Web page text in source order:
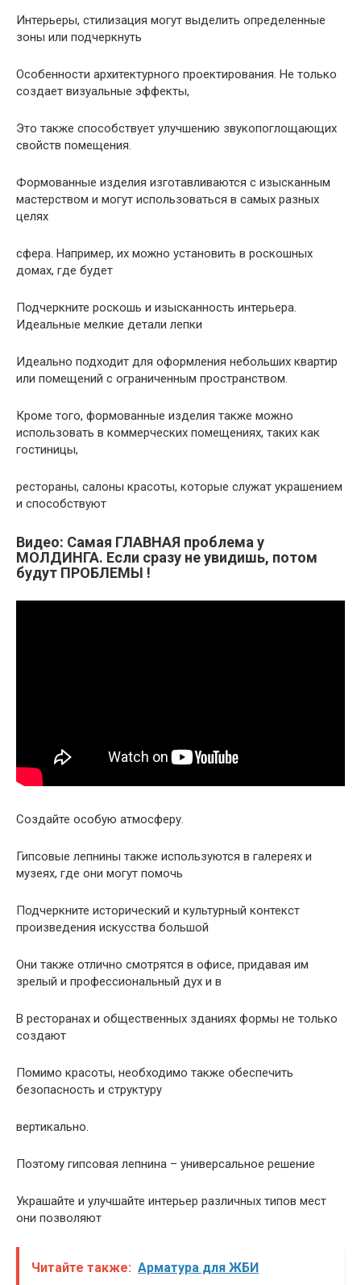
Интерьеры, стилизация могут выделить определенные
зоны или подчеркнуть
Особенности архитектурного проектирования. Не только
создает визуальные эффекты,
Это также способствует улучшению звукопоглощающих
свойств помещения.
Формованные изделия изготавливаются с изысканным
мастерством и могут использоваться в самых разных
целях
сфера. Например, их можно установить в роскошных
домах, где будет
Подчеркните роскошь и изысканность интерьера.
Идеальные мелкие детали лепки
Идеально подходит для оформления небольших квартир
или помещений с ограниченным пространством.
Кроме того, формованные изделия также можно
использовать в коммерческих помещениях, таких как
гостиницы,
рестораны, салоны красоты, которые служат украшением
и способствуют
Видео: Самая ГЛАВНАЯ проблема у
МОЛДИНГА. Если сразу не увидишь, потом
будут ПРОБЛЕМЫ !
Создайте особую атмосферу.
Гипсовые лепнины также используются в галереях и
музеях, где они могут помочь
Подчеркните исторический и культурный контекст
произведения искусства большой
Они также отлично смотрятся в офисе, придавая им
зрелый и профессиональный дух и в
В ресторанах и общественных зданиях формы не только
создают
Помимо красоты, необходимо также обеспечить
безопасность и структуру
вертикально.
Поэтому гипсовая лепнина – универсальное решение
Украшайте и улучшайте интерьер различных типов мест
они позволяют
Читайте также: Арматура для ЖБИ